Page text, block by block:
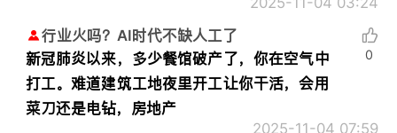
行业火吗？AI时代不缺人工了
新冠肺炎以来，多少餐馆破产了，你在空气中
打工。难道建筑工地夜里开工让你干活，会用
菜刀还是电钻，房地产
2025-11-04 07:59
0